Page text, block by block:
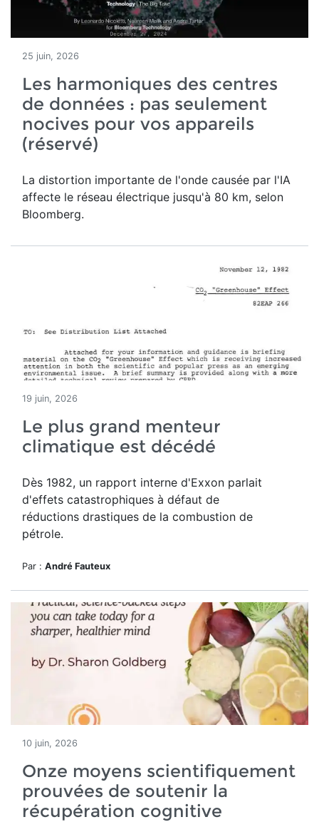
25 juin, 2026
Les harmoniques des centres
de données : pas seulement
nocives pour vos appareils
(réservé)
La distortion importante de l'onde causée par l'IA
affecte le réseau électrique jusqu'à 80 km, selon
Bloomberg.
19 juin, 2026
Le plus grand menteur
climatique est décédé
Dès 1982, un rapport interne d'Exxon parlait
d'effets catastrophiques à défaut de
réductions drastiques de la combustion de
pétrole.
Par : André Fauteux
10 juin, 2026
Onze moyens scientifiquement
prouvées de soutenir la
récupération cognitive